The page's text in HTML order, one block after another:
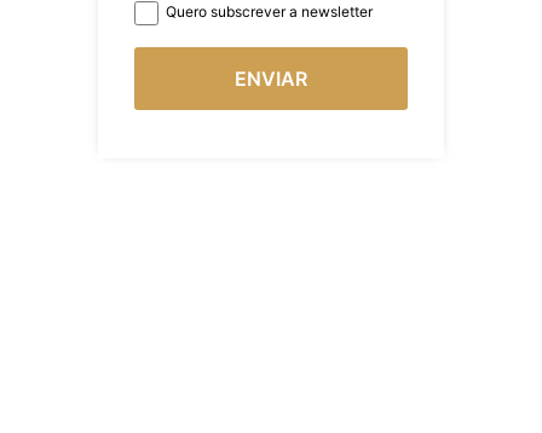
Quero subscrever a newsletter
ENVIAR